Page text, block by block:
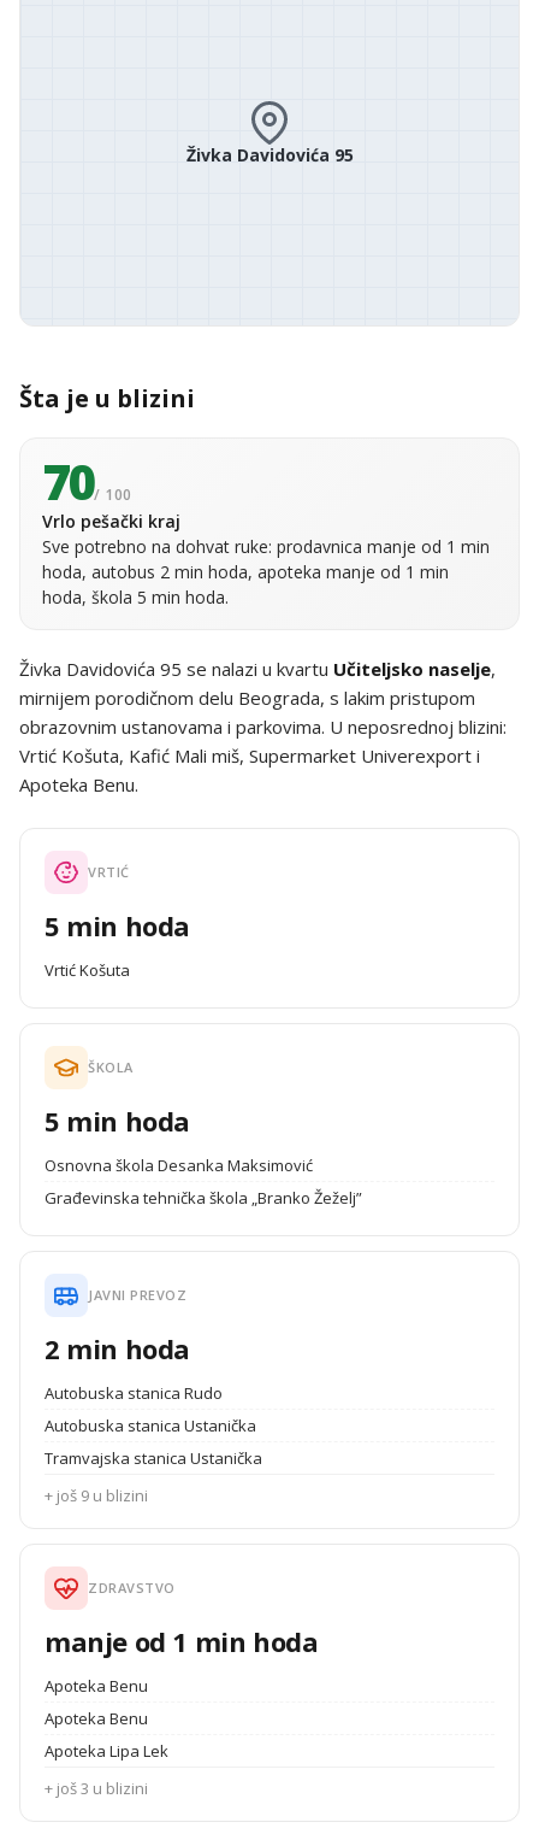
Živka Davidovića 95
Šta je u blizini
70/ 100
Vrlo pešački kraj
Sve potrebno na dohvat ruke: prodavnica manje od 1 min
hoda, autobus 2 min hoda, apoteka manje od 1 min
hoda, škola 5 min hoda.
Živka Davidovića 95 se nalazi u kvartu Učiteljsko naselje,
mirnijem porodičnom delu Beograda, s lakim pristupom
obrazovnim ustanovama i parkovima. U neposrednoj blizini:
Vrtić Košuta, Kafić Mali miš, Supermarket Univerexport i
Apoteka Benu.
VRTIĆ
5 min hoda
Vrtić Košuta
ŠKOLA
5 min hoda
Osnovna škola Desanka Maksimović
Građevinska tehnička škola „Branko Žeželj”
JAVNI PREVOZ
2 min hoda
Autobuska stanica Rudo
Autobuska stanica Ustanička
Tramvajska stanica Ustanička
+ još 9 u blizini
ZDRAVSTVO
manje od 1 min hoda
Apoteka Benu
Apoteka Benu
Apoteka Lipa Lek
+ još 3 u blizini